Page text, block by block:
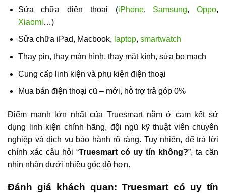
Sửa chữa điện thoại (iPhone, Samsung,Oppo,
Xiaomi…)
Sửa chữa iPad, Macbook, laptop, smartwatch
Thay pin, thay màn hình, thay mặt kính, sửa bo mạch
Cung cấp linh kiện và phụ kiện điện thoại
Mua bán điện thoại cũ – mới, hỗ trợ trả góp 0%
Điểm mạnh lớn nhất của Truesmart nằm ở cam kết sử
dụng linh kiện chính hãng, đội ngũ kỹ thuật viên chuyên
nghiệp và dịch vụ bảo hành rõ ràng. Tuy nhiên, để trả lời
chính xác câu hỏi “Truesmart có uy tín không?”, ta cần
nhìn nhận dưới nhiều góc độ hơn.
Đánh giá khách quan: Truesmart có uy tín